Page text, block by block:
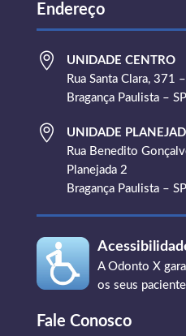
Endereço

UNIDADE CENTRO
Rua Santa Clara, 371
Bragança Paulista –

UNIDADE
Rua Benedito
Planejada 2
Bragança Paulista –
A Odonto X
os seus
Fale Conosco